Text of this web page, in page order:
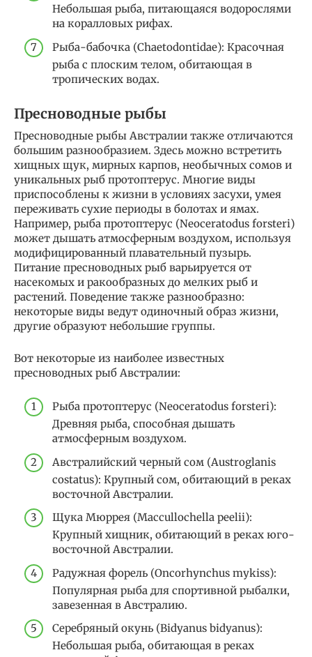
Небольшая рыба, питающаяся водорослями
на коралловых рифах.
Рыба-бабочка (Chaetodontidae): Красочная
рыба с плоским телом, обитающая в
тропических водах.
Пресноводные рыбы
Пресноводные рыбы Австралии также отличаются
большим разнообразием. Здесь можно встретить
хищных щук, мирных карпов, необычных сомов и
уникальных рыб протоптерус. Многие виды
приспособлены к жизни в условиях засухи, умея
переживать сухие периоды в болотах и ямах.
Например, рыба протоптерус (Neoceratodus forsteri)
может дышать атмосферным воздухом, используя
модифицированный плавательный пузырь.
Питание пресноводных рыб варьируется от
насекомых и ракообразных до мелких рыб и
растений. Поведение также разнообразно:
некоторые виды ведут одиночный образ жизни,
другие образуют небольшие группы.
Вот некоторые из наиболее известных
пресноводных рыб Австралии:
Рыба протоптерус (Neoceratodus forsteri):
Древняя рыба, способная дышать
атмосферным воздухом.
Австралийский черный сом (Austroglanis
costatus): Крупный сом, обитающий в реках
восточной Австралии.
Щука Мюррея (Maccullochella peelii):
Крупный хищник, обитающий в реках юго-
восточной Австралии.
Радужная форель (Oncorhynchus mykiss):
Популярная рыба для спортивной рыбалки,
завезенная в Австралию.
Серебряный окунь (Bidyanus bidyanus):
Небольшая рыба, обитающая в реках